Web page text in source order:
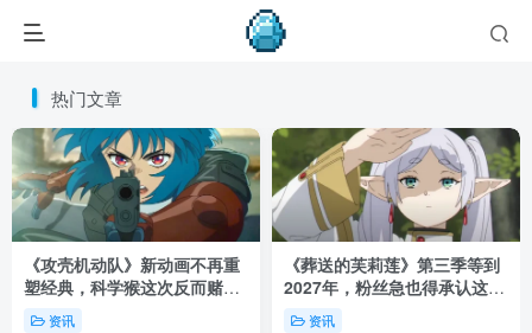
热门文章
《攻壳机动队》新动画不再重
塑经典，科学猴这次反而赌对
了！资讯
《葬送的芙莉莲》第三季等到
2027年，粉丝急也得承认这次
慢得有道理！
资讯